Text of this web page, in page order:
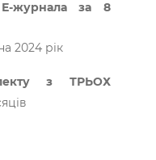
Е-журнала за 8
2024 рік
з ТРЬОХ